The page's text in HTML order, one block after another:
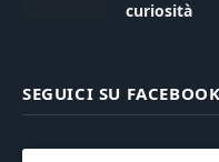
curiosità
SEGUICI SU FACEBOOK